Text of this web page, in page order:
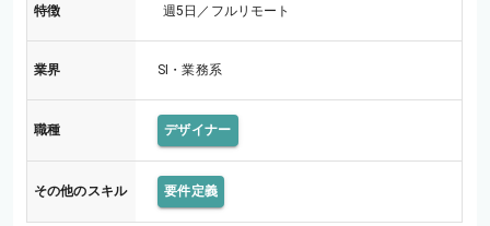
特徴 週5日／フルリモート
業界 SI・業務系
職種 デザイナー
その他のスキル 要件定義